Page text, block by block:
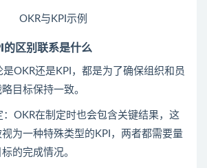
OKR与KPI示例
的区别联系是什么
OKR还是KPI，都是为了确保组织和员
目标保持一致。
OKR在制定时也会包含关键结果，这
为一种特殊类型的KPI，两者都需要量
的完成情况。